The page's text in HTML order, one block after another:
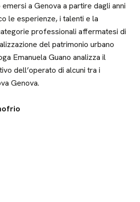
a Genova a partire dagli anni
le esperienze, i talenti e la
professionali affermatesi di
del patrimonio urbano
Emanuela Guano analizza il
dell’operato di alcuni tra i
Genova.